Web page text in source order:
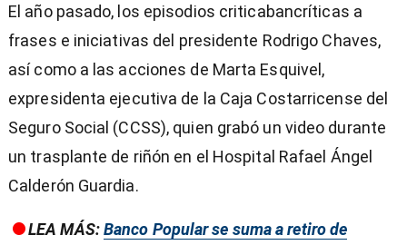
El año pasado, los episodios criticabancríticas a
frases e iniciativas del presidente Rodrigo Chaves,
así como a las acciones de Marta Esquivel,
expresidenta ejecutiva de la Caja Costarricense del
Seguro Social (CCSS), quien grabó un video durante
un trasplante de riñón en el Hospital Rafael Ángel
Calderón Guardia.
LEA MÁS:Banco Popular se suma a retiro de